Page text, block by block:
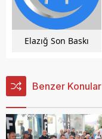
Elazığ Son Baskı
Benzer Konular